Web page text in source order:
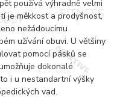
používá výhradně velmi
je měkkost a prodyšnost,
nežádoucímu
užívání obuvi. U většiny
pomocí pásků se
dokonalé
i u nestandartní výšky
vad.